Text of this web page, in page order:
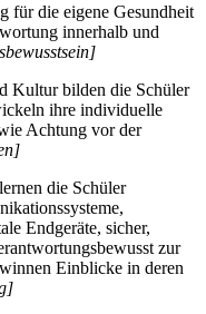
für die eigene Gesundheit
innerhalb und
Kultur bilden die Schüler
ihre individuelle
Achtung vor der
die Schüler
Endgeräte, sicher,
zur
Einblicke in deren